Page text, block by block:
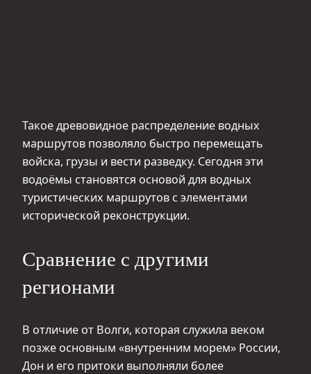
Такое древовидное распределение водных
маршрутов позволяло быстро перемещать
войска, грузы и вести разведку. Сегодня эти
водоёмы становятся основой для водных
туристических маршрутов с элементами
исторической реконструкции.
Сравнение с другими
регионами
В отличие от Волги, которая служила веком
позже основным «внутренним морем» России,
Дон и его притоки выполняли более